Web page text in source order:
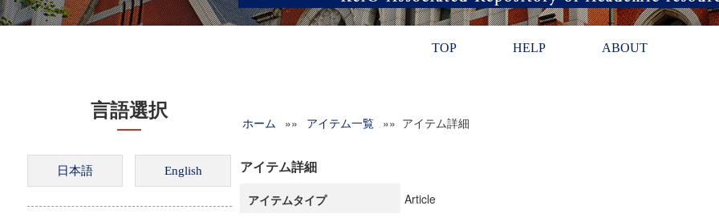
TOP HELP ABOUT
言語選択
ホーム »» アイテム一覧 »» アイテム詳細
アイテム詳細
アイテムタイプ Article